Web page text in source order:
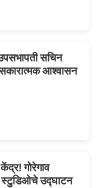
सचिन
सकारात्मक आश्वासन
गोरेगाव
स्टुडिओचे उद्घाटन